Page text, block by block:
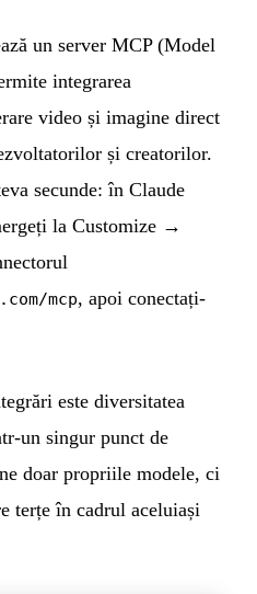
un server MCP (Model
integrarea
video și imagine direct
și creatorilor.
secunde: în Claude
la Customize →
mcp, apoi conectați-
este diversitatea
un singur punct de
doar propriile modele, ci
terțe în cadrul aceluiași